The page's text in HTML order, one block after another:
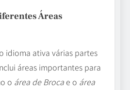
Áreas
idioma ativa várias partes
áreas importantes para
o área de Broca e o área